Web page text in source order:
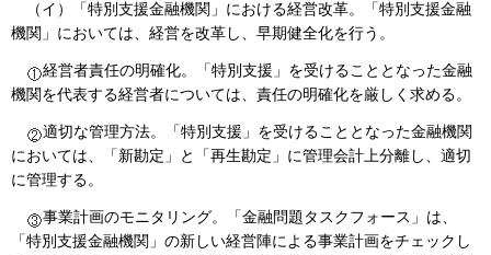
（イ）「特別支援金融機関」における経営改革。「特別支援金融
機関」においては、経営を改革し、早期健全化を行う。
経営者責任の明確化。「特別支援」を受けることとなった金融
機関を代表する経営者については、責任の明確化を厳しく求める。
適切な管理方法。「特別支援」を受けることとなった金融機関
においては、「新勘定」と「再生勘定」に管理会計上分離し、適切
に管理する。
事業計画のモニタリング。「金融問題タスクフォース」は、
「特別支援金融機関」の新しい経営陣による事業計画をチェックし